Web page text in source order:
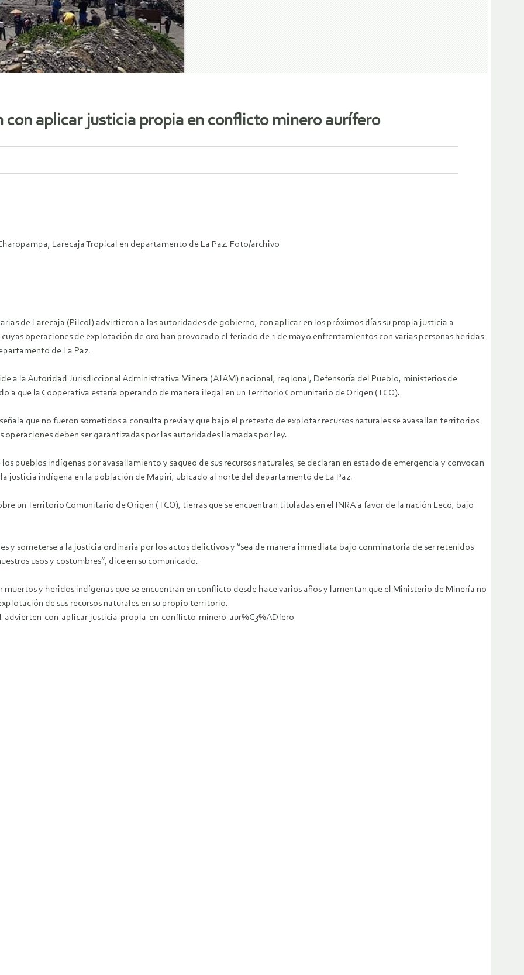
con aplicar justicia propia en conflicto minero aurífero
Larecaja Tropical en departamento de La Paz. Foto/archivo
de Larecaja (Pilcol) advirtieron a las autoridades de gobierno, con aplicar en los próximos días su propia justicia a
operaciones de explotación de oro han provocado el feriado de 1 de mayo enfrentamientos con varias personas heridas
de La Paz.
a la Autoridad Jurisdiccional Administrativa Minera (AJAM) nacional, regional, Defensoría del Pueblo, ministerios de
a que la Cooperativa estaría operando de manera ilegal en un Territorio Comunitario de Origen (TCO).
que no fueron sometidos a consulta previa y que bajo el pretexto de explotar recursos naturales se avasallan territorios
deben ser garantizadas por las autoridades llamadas por ley.
pueblos indígenas por avasallamiento y saqueo de sus recursos naturales, se declaran en estado de emergencia y convocan
justicia indígena en la población de Mapiri, ubicado al norte del departamento de La Paz.
un Territorio Comunitario de Origen (TCO), tierras que se encuentran tituladas en el INRA a favor de la nación Leco, bajo
y someterse a la justicia ordinaria por los actos delictivos y “sea de manera inmediata bajo conminatoria de ser retenidos
usos y costumbres”, dice en su comunicado.
y heridos indígenas que se encuentran en conflicto desde hace varios años y lamentan que el Ministerio de Minería no
de sus recursos naturales en su propio territorio.
con-aplicar-justicia-propia-en-conflicto-minero-aur%C3%ADfero